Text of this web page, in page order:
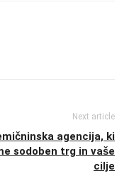
Next article
agencija, ki
sodoben trg in vaše
cilje